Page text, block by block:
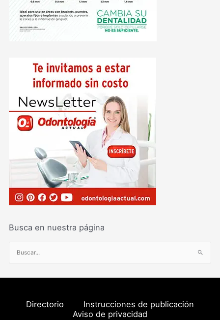
Busca en nuestra página
u
s
Directorio
Instrucciones de publicación
Aviso de privacidad